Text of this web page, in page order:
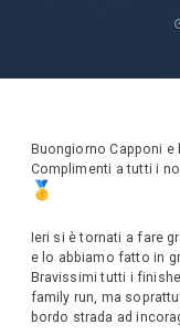
Buongiorno Capponi
Complimenti a tutti i
Ieri si è tornati a fare
e lo abbiamo fatto in
Bravissimi tutti i
family run, ma
bordo strada ad